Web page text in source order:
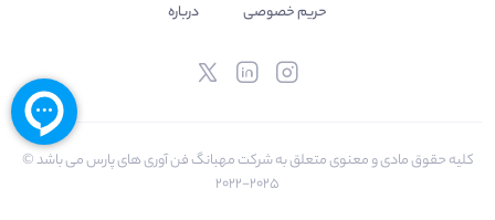
حریم خصوصی
درباره
کلیه حقوق مادی و معنوی متعلق به شرکت مهبانگ فن آوری های پارس می باشد ©
2025-2022